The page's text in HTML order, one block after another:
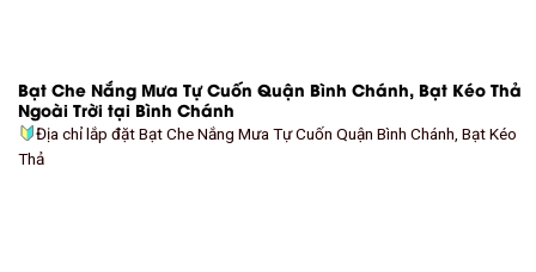
Bạt Che Nắng Mưa Tự Cuốn Quận Bình Chánh, Bạt Kéo Thả
Ngoài Trời tại Bình Chánh
Địa chỉ lắp đặt Bạt Che Nắng Mưa Tự Cuốn Quận Bình Chánh, Bạt Kéo
Thả